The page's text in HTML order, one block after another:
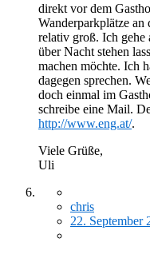
direkt vor dem
Wanderparkplätze an
relativ groß. Ich gehe
über Nacht stehen
machen möchte. Ich
dagegen sprechen.
doch einmal im
schreibe eine Mail.
http://www.eng.at/.
Viele Grüße,
Uli
chris
22. September